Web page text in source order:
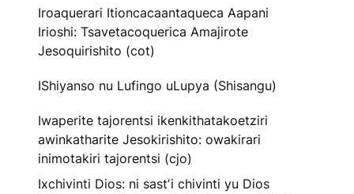
Iroaquerari Itioncacaantaqueca Aapani
Irioshi: Tsavetacoquerica Amajirote
Jesoquirishito (cot)
IShiyanso nu Lufingo uLupya (Shisangu)
Iwaperite tajorentsi ikenkithatakoetziri
awinkatharite Jesokirishito: owakirari
inimotakiri tajorentsi (cjo)
Ixchivinti Dios: ni sastʼi chivinti yu Dios